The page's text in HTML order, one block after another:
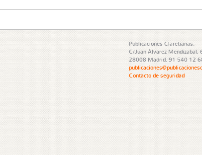
Publicaciones Claretianas.
C/Juan Álvarez Mendizabal,
28008 Madrid. 91 540 12
Contacto de seguridad